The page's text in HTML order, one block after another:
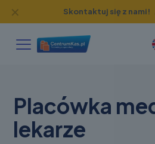
Skontaktuj się z nami!
✕
Placówka
lekarze